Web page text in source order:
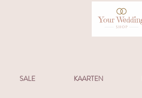
SALE KAARTEN